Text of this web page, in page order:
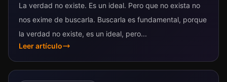
La verdad no existe. Es un ideal. Pero que no exista no
nos exime de buscarla. Buscarla es fundamental, porque
la verdad no existe, es un ideal, pero...
Leer artículo